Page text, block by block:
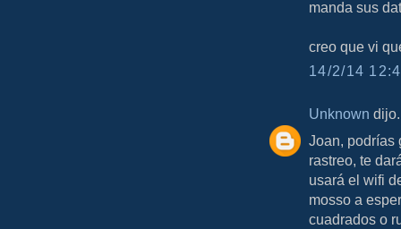
manda sus
creo que vi
14/2/14
Unknown
Joan, podrías
rastreo, te
usará el wifi
mosso a
cuadrados o